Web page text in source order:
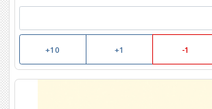
+10 +1 -1